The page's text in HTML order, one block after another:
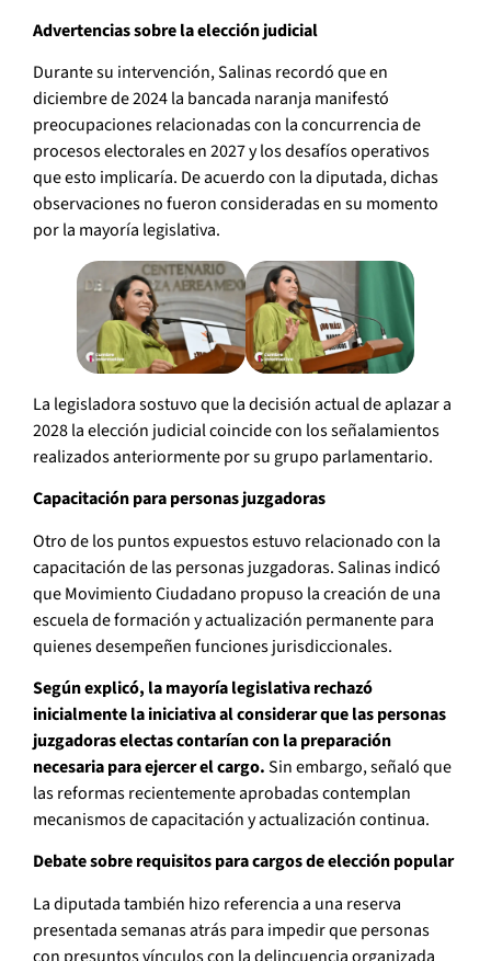
Advertencias sobre la elección judicial
Durante su intervención, Salinas recordó que en
diciembre de 2024 la bancada naranja manifestó
preocupaciones relacionadas con la concurrencia de
procesos electorales en 2027 y los desafíos operativos
que esto implicaría. De acuerdo con la diputada, dichas
observaciones no fueron consideradas en su momento
por la mayoría legislativa.
La legisladora sostuvo que la decisión actual de aplazar a
2028 la elección judicial coincide con los señalamientos
realizados anteriormente por su grupo parlamentario.
Capacitación para personas juzgadoras
Otro de los puntos expuestos estuvo relacionado con la
capacitación de las personas juzgadoras. Salinas indicó
que Movimiento Ciudadano propuso la creación de una
escuela de formación y actualización permanente para
quienes desempeñen funciones jurisdiccionales.
Según explicó, la mayoría legislativa rechazó
inicialmente la iniciativa al considerar que las personas
juzgadoras electas contarían con la preparación
necesaria para ejercer el cargo.Sin embargo, señaló que
las reformas recientemente aprobadas contemplan
mecanismos de capacitación y actualización continua.
Debate sobre requisitos para cargos de elección popular
La diputada también hizo referencia a una reserva
presentada semanas atrás para impedir que personas